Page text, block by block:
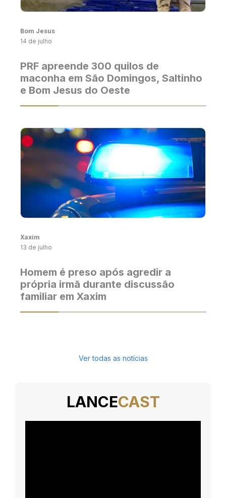
Bom Jesus
14 de julho
PRF apreende 300 quilos de
maconha em São Domingos, Saltinho
e Bom Jesus do Oeste
Xaxim
13 de julho
Homem é preso após agredir a
própria irmã durante discussão
familiar em Xaxim
Ver todas as notícias
LANCECAST